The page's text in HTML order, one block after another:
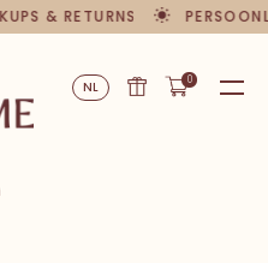
& RETURNS
NL 0